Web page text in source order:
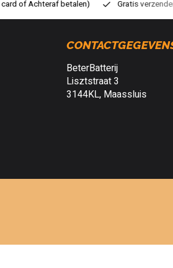
verzenden vanaf € 30,- (NL)
BeterBatterij
Lisztstraat 3
3144KL, Maassluis